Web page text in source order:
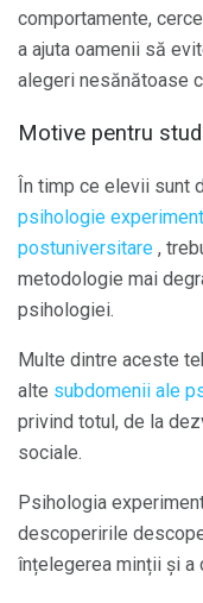
comportamente,
a ajuta oamenii să
alegeri nesănătoase
Motive pentru
În timp ce elevii sunt
psihologie
postuniversitare ,
metodologie mai
psihologiei.
Multe dintre aceste
alte subdomenii ale
privind totul, de la
sociale.
Psihologia
descoperirile
înțelegerea minții și a